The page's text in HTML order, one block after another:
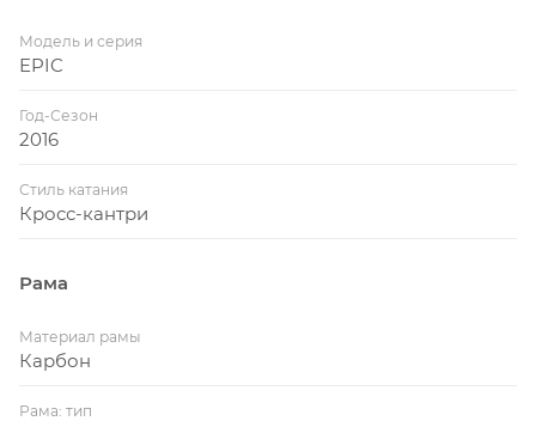
Модель и серия
EPIC
Год-Сезон
2016
Стиль катания
Кросс-кантри
Рама
Материал рамы
Карбон
Рама: тип